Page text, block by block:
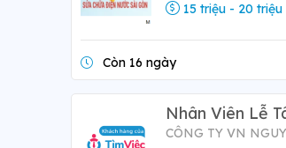
15 triệu - 20 triệu
Còn 16 ngày
Nhân Viên Lễ
CÔNG TY VN